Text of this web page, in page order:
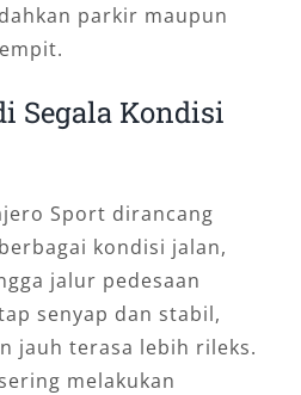
parkir maupun
Segala Kondisi
Sport dirancang
kondisi jalan,
jalur pedesaan
senyap dan stabil,
jauh terasa lebih rileks.
melakukan